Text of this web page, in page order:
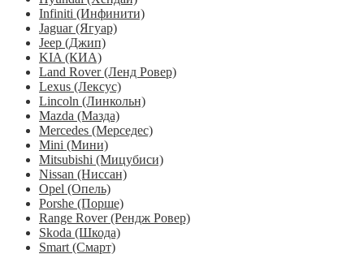
Infiniti (Инфинити)
Jaguar (Ягуар)
Jeep (Джип)
KIA (КИА)
Land Rover (Ленд Ровер)
Lexus (Лексус)
Lincoln (Линкольн)
Mazda (Мазда)
Mercedes (Мерседес)
Mini (Мини)
Mitsubishi (Мицубиси)
Nissan (Ниссан)
Opel (Опель)
Porshe (Порше)
Range Rover (Рендж Ровер)
Skoda (Шкода)
Smart (Смарт)